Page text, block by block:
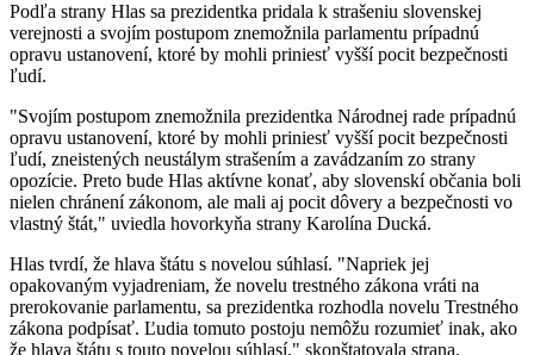
Podľa strany Hlas sa prezidentka pridala k strašeniu slovenskej
verejnosti a svojím postupom znemožnila parlamentu prípadnú
opravu ustanovení, ktoré by mohli priniesť vyšší pocit bezpečnosti
ľudí.
"Svojím postupom znemožnila prezidentka Národnej rade prípadnú
opravu ustanovení, ktoré by mohli priniesť vyšší pocit bezpečnosti
ľudí, zneistených neustálym strašením a zavádzaním zo strany
opozície. Preto bude Hlas aktívne konať, aby slovenskí občania boli
nielen chránení zákonom, ale mali aj pocit dôvery a bezpečnosti vo
vlastný štát," uviedla hovorkyňa strany Karolína Ducká.
Hlas tvrdí, že hlava štátu s novelou súhlasí. "Napriek jej
opakovaným vyjadreniam, že novelu trestného zákona vráti na
prerokovanie parlamentu, sa prezidentka rozhodla novelu Trestného
zákona podpísať. Ľudia tomuto postoju nemôžu rozumieť inak, ako
že hlava štátu s touto novelou súhlasí," skonštatovala strana.